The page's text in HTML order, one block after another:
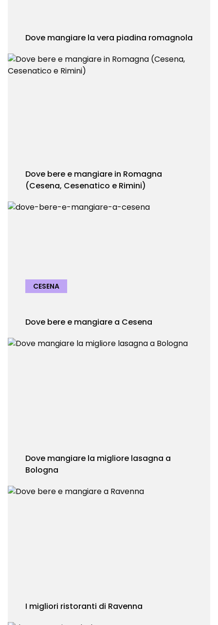
Dove mangiare la vera piadina romagnola
Dove bere e mangiare in Romagna
(Cesena, Cesenatico e Rimini)
CESENA
Dove bere e mangiare a Cesena
Dove mangiare la migliore lasagna a
Bologna
I migliori ristoranti di Ravenna